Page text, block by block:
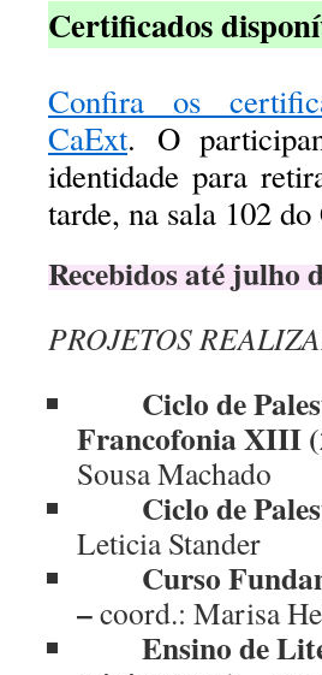
Certificados
Confira os
CaExt. O
identidade para
tarde, na sala 102
Recebidos até julho
PROJETOS
Ciclo de
Francofonia XIII
Sousa Machado
Ciclo de
Leticia Stander
Curso
–coord.: Marisa
Ensino de